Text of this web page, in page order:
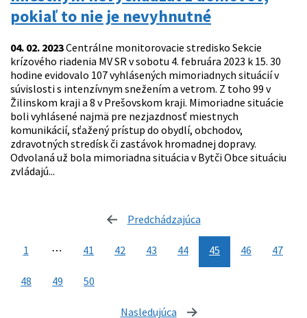
pokiaľ to nie je nevyhnutné
04. 02. 2023Centrálne monitorovacie stredisko Sekcie
krízového riadenia MV SR v sobotu 4. februára 2023 k 15. 30
hodine evidovalo 107 vyhlásených mimoriadnych situácií v
súvislosti s intenzívnym snežením a vetrom. Z toho 99 v
Žilinskom kraji a 8 v Prešovskom kraji. Mimoriadne situácie
boli vyhlásené najmä pre nezjazdnosť miestnych
komunikácií, sťažený prístup do obydlí, obchodov,
zdravotných stredísk či zastávok hromadnej dopravy.
Odvolaná už bola mimoriadna situácia v Bytči Obce situáciu
zvládajú...
Predchádzajúca
1 ⋯ 41 42 43 44 45 46 47
48 49 50
Nasledujúca stránka